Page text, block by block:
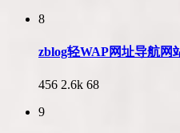
8
zblog轻WAP网址导航网
456 2.6k 68
9